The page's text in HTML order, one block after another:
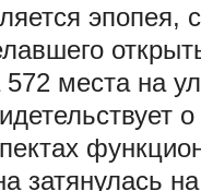
572 места на
затянулась